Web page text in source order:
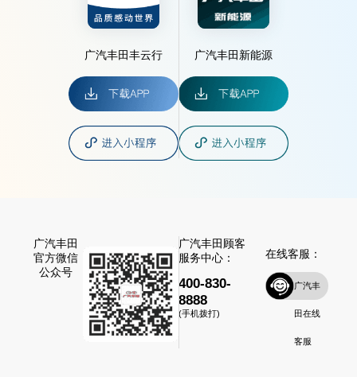
广汽丰田丰云行 广汽丰田新能源
广汽丰田
官方微信
公众号
广汽丰田顾客
服务中心：
400-830-
8888
(手机拨打)
在线客服：
广汽丰
田在线
客服